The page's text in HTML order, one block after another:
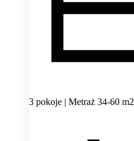
3 pokoje | Metraż 34-60 m2